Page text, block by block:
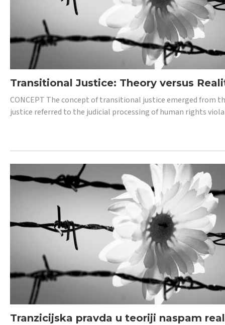
Transitional Justice: Theory versus
CONCEPT The concept of transitional justice emerged
justice referred to the judicial processing of human rights
Tranzicijska pravda u teoriji naspam